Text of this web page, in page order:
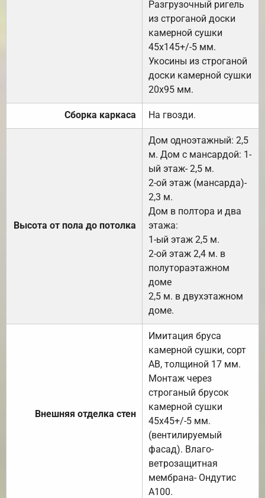
Разгрузочный ригель
из строганой доски
камерной сушки
45х145+/-5 мм.
Укосины из строганой
доски камерной сушки
20х95 мм.
Сборка каркаса На гвозди.
Высота от пола до потолка
Дом одноэтажный: 2,5
м. Дом с мансардой: 1-
ый этаж- 2,5 м.
2-ой этаж (мансарда)-
2,3 м.
Дом в полтора и два
этажа:
1-ый этаж 2,5 м.
2-ой этаж 2,4 м. в
полутораэтажном
доме
2,5 м. в двухэтажном
доме.
Внешняя отделка стен
Имитация бруса
камерной сушки, сорт
АВ, толщиной 17 мм.
Монтаж через
строганый брусок
камерной сушки
45х45+/-5 мм.
(вентилируемый
фасад). Влаго-
ветрозащитная
мембрана- Ондутис
А100.